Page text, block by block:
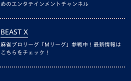
めのエンタテインメントチャンネル
BEAST X
麻雀プロリーグ「Mリーグ」参戦中！最新情報は
こちらをチェック！